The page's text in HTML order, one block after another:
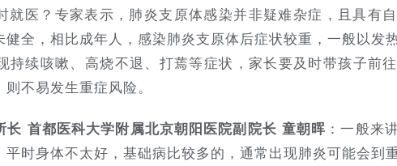
就医？专家表示，肺炎支原体感染并非疑难杂症，且具有
全，相比成年人，感染肺炎支原体后症状较重，一般以发
持续咳嗽、高烧不退、打蔫等症状，家长要及时带孩子前
不易发生重症风险。
长 首都医科大学附属北京朝阳医院副院长 童朝晖 ：一般来
时身体不太好，基础病比较多的，通常出现肺炎可能会到